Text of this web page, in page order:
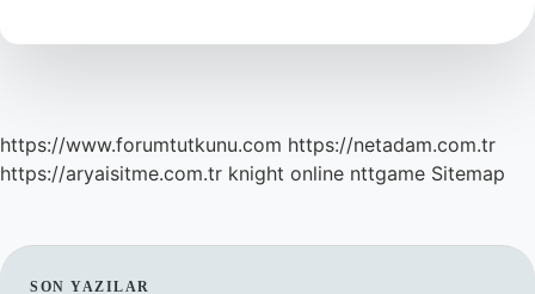
Hayvan
https://www.forumtutkunu.com https://netadam.com.tr
https://aryaisitme.com.tr knight online nttgame Sitemap
SON YAZILAR